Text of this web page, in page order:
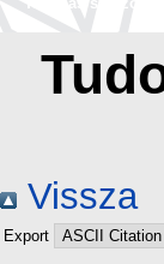
Vissza
Export